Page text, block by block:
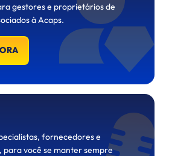
gestores e proprietários de
à Acaps.
fornecedores e
para você se manter sempre